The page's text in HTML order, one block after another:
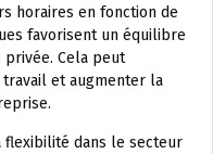
horaires en fonction de
favorisent un équilibre
Cela peut
et augmenter la
dans le secteur